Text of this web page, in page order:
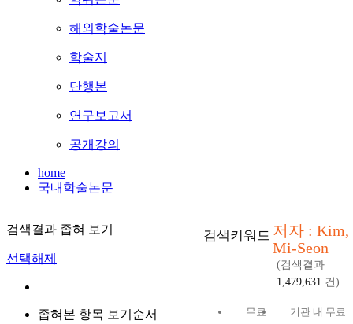
해외학술논문
학술지
단행본
연구보고서
공개강의
home
국내학술논문
검색결과 좁혀 보기
선택해제
좁혀본 항목 보기순서
검색키워드 저자 : Kim,
Mi-Seon
(검색결과
1,479,631 건)
무료
기관 내 무료